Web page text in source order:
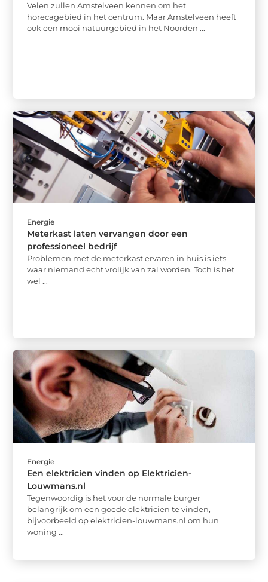
Velen zullen Amstelveen kennen om het
horecagebied in het centrum. Maar Amstelveen heeft
ook een mooi natuurgebied in het Noorden ...
Energie
Meterkast laten vervangen door een
professioneel bedrijf
Problemen met de meterkast ervaren in huis is iets
waar niemand echt vrolijk van zal worden. Toch is het
wel ...
Energie
Een elektricien vinden op Elektricien-
Louwmans.nl
Tegenwoordig is het voor de normale burger
belangrijk om een ​​goede elektricien te vinden,
bijvoorbeeld op elektricien-louwmans.nl om hun
woning ...